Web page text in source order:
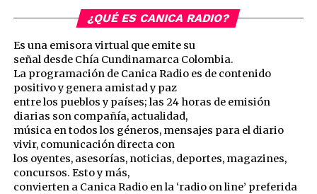
¿QUÉ ES CANICA RADIO?
Es una emisora virtual que emite su
señal desde Chía Cundinamarca Colombia.
La programación de Canica Radio es de contenido
positivo y genera amistad y paz
entre los pueblos y países; las 24 horas de emisión
diarias son compañía, actualidad,
música en todos los géneros, mensajes para el diario
vivir, comunicación directa con
los oyentes, asesorías, noticias, deportes, magazines,
concursos. Esto y más,
convierten a Canica Radio en la ‘radio on line’ preferida